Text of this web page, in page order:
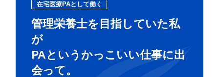
在宅医療PAとして働く
管理栄養士を目指していた私
が
PAというかっこいい仕事に出
会って。